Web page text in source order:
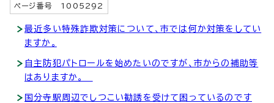
ページ番号 1005292
最近多い特殊詐欺対策について、市では何か対策をしてい
ますか。
自主防犯パトロールを始めたいのですが、市からの補助等
はありますか。
国分寺駅周辺でしつこい勧誘を受けて困っているのです